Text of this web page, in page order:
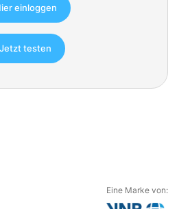
einloggen
Jetzt testen
Eine Marke von: